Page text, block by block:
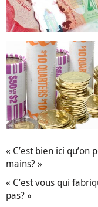
« C’est bien ici qu’on
mains? »
« C’est vous qui
pas? »